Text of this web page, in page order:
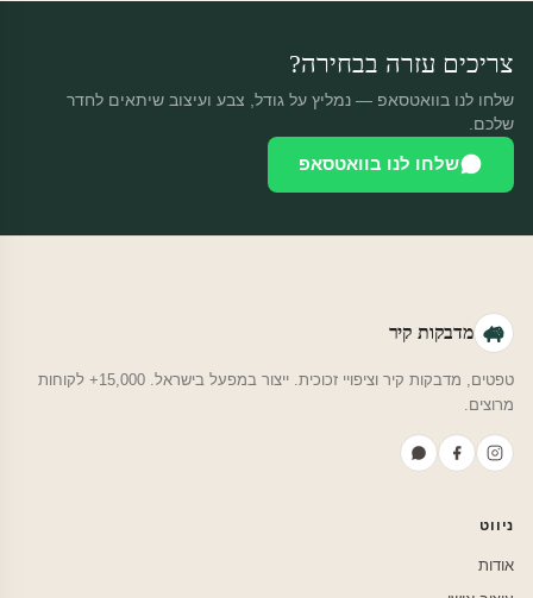
צריכים עזרה בבחירה?
שלחו לנו בוואטסאפ — נמליץ על גודל, צבע ועיצוב שיתאים לחדר
שלכם.
שלחו לנו בוואטסאפ
מדבקות קיר
טפטים, מדבקות קיר וציפויי זכוכית. ייצור במפעל בישראל. 15,000+ לקוחות
מרוצים.
ניווט
אודות